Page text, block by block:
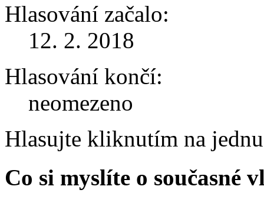
Hlasování začalo:
12. 2. 2018
Hlasování končí:
neomezeno
Hlasujte kliknutím na
Co si myslíte o současné